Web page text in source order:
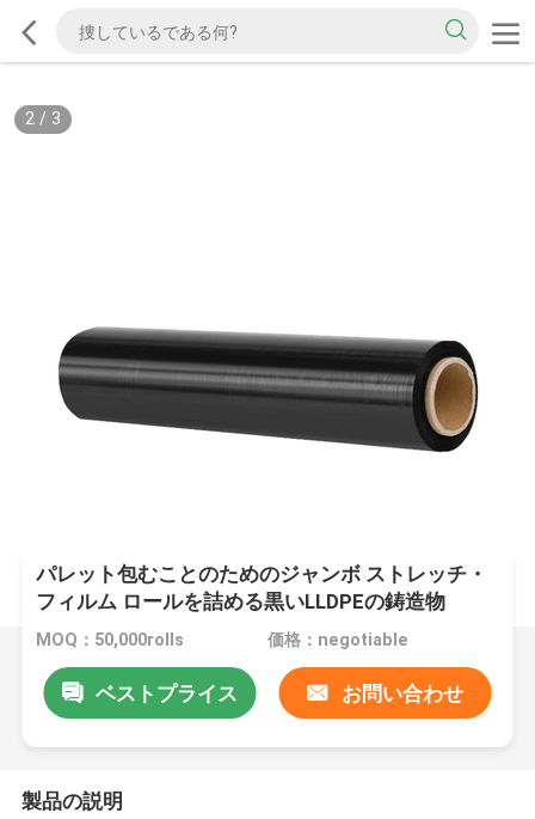
2/ 3
パレット包むことのためのジャンボ ストレッチ・
フィルム ロールを詰める黒いLLDPEの鋳造物
MOQ：50,000rolls 価格：negotiable
ベストプライス お問い合わせ
製品の説明